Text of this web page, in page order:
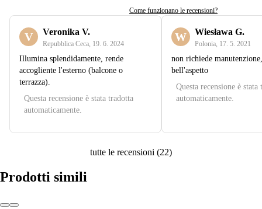
Come funzionano le recensioni?
V Veronika V.
Repubblica Ceca 19. 6. 2024
Illumina splendidamente, rende
accogliente l'esterno (balcone o
terrazza).
Questa recensione è stata tradotta
automaticamente.
W Wiesława G.
Polonia 17. 5. 2021
non richiede
bell'aspetto
Questa recensione è stata
automaticamente.
tutte le recensioni (22)
Prodotti simili